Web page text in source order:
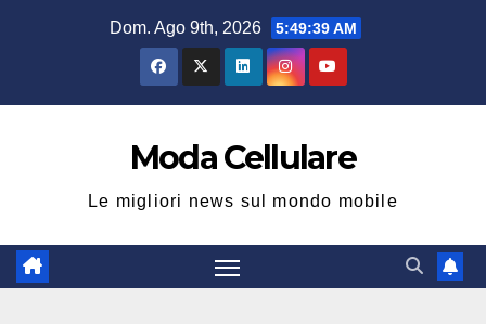
Dom. Ago 9th, 2026 5:49:40 AM
Moda Cellulare
Le migliori news sul mondo mobile